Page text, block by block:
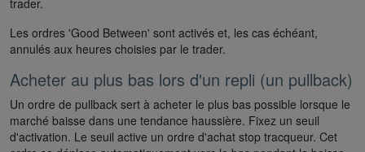
Les ordres 'Good Between' sont activés et, les cas échéant,
annulés aux heures choisies par le trader.
Acheter au plus bas lors d'un repli (un pullback)
Un ordre de pullback sert à acheter le plus bas possible lorsque le
marché baisse dans une tendance haussière. Fixez un seuil
d'activation. Le seuil active un ordre d'achat stop tracqueur. Cet